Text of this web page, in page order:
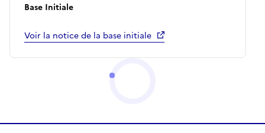
Base Initiale
Voir la notice de la base initiale